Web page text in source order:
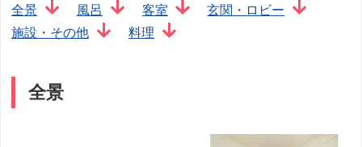
全景 風呂 客室
玄関・ロビー
施設・その他
料理
全景